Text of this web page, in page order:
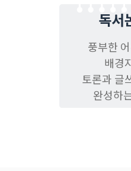
독서
풍부한
배경
토론과 글
완성하